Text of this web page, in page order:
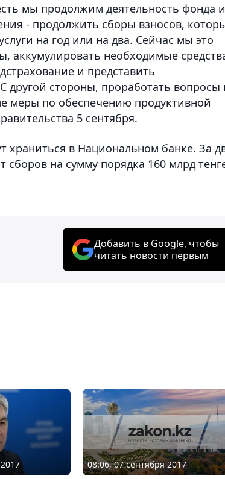
мы продолжим деятельность фонда и
- продолжить сборы взносов,
на год или на два. Сейчас мы это
аккумулировать необходимые
и представить
другой стороны, проработать вопросы
меры по обеспечению продуктивной
5 сентября.
храниться в Национальном банке. За
на сумму порядка 160 млрд
Добавить в Google, чтобы
читать новости первым
08:06, 07 сентября 2017